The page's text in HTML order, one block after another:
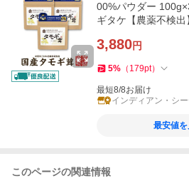
00%パウダー
ギタケ【農薬不検出
3,880円
5% （ 179pt）
最短8/8お届け
インディアン・シ
最安値を
このページの関連情報